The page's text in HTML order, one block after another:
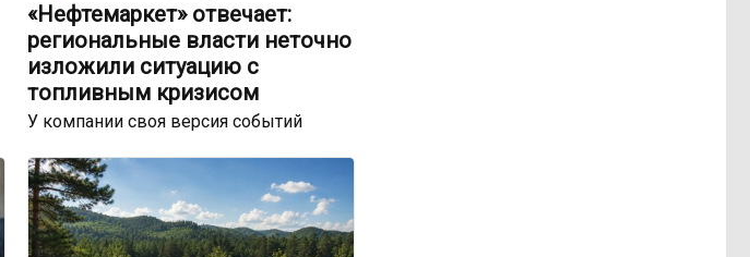
«Нефтемаркет» отвечает:
региональные власти неточно
изложили ситуацию с
топливным кризисом
У компании своя версия событий